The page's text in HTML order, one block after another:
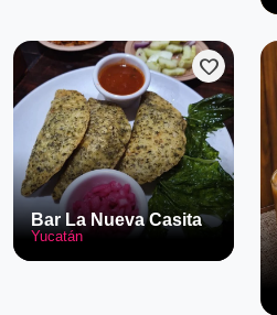
favorite
Bar La Nueva Casita
Yucatán